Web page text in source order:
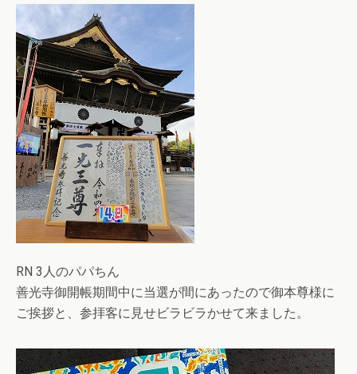
RN 3人のパパちん
善光寺御開帳期間中に当選が間にあったので御本尊様に
ご挨拶と、参拝客に見せビラビラかせて来ました。